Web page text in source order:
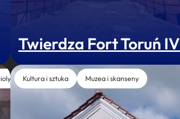
Twierdza Fort Toruń IV
Kultura i sztuka Muzea i skanseny